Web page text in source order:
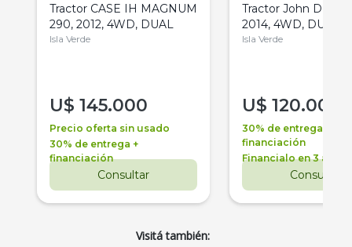
Tractor CASE IH MAGNUM
290, 2012, 4WD, DUAL
Isla Verde
U$ 145.000
Precio oferta sin usado
30% de entrega +
financiación
Consultar
Tractor John Deere
2014, 4WD, DUAL
Isla Verde
U$ 120.000
30% de entrega +
financiación
Financialo en 3 años
Consultar
Visitá también: